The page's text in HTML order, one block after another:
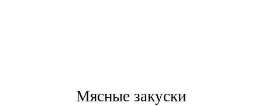
Мясные закуски